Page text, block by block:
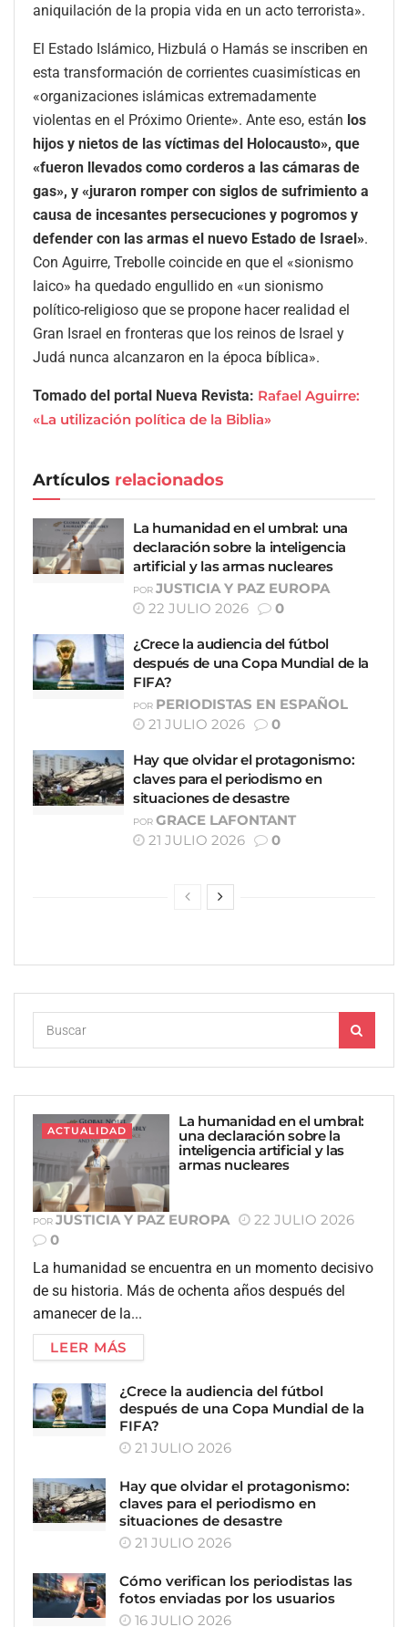
aniquilación de la propia vida en un acto terrorista».
El Estado Islámico, Hizbulá o Hamás se inscriben en
esta transformación de corrientes cuasimísticas en
«organizaciones islámicas extremadamente
violentas en el Próximo Oriente». Ante eso, están los
hijos y nietos de las víctimas del Holocausto», que
«fueron llevados como corderos a las cámaras de
gas», y «juraron romper con siglos de sufrimiento a
causa de incesantes persecuciones y pogromos y
defender con las armas el nuevo Estado de Israel».
Con Aguirre, Trebolle coincide en que el «sionismo
laico» ha quedado engullido en «un sionismo
político-religioso que se propone hacer realidad el
Gran Israel en fronteras que los reinos de Israel y
Judá nunca alcanzaron en la época bíblica».
Tomado del portal Nueva Revista: Rafael Aguirre:
«La utilización política de la Biblia»
Artículos relacionados
La humanidad en el umbral: una
declaración sobre la inteligencia
artificial y las armas nucleares
POR JUSTICIA Y PAZ EUROPA
22 JULIO 2026
0
¿Crece la audiencia del fútbol
después de una Copa Mundial de la
FIFA?
POR PERIODISTAS EN ESPAÑOL
21 JULIO 2026
0
Hay que olvidar el protagonismo:
claves para el periodismo en
situaciones de desastre
POR GRACE LAFONTANT
21 JULIO 2026
0
ACTUALIDAD
La humanidad en el umbral:
una declaración sobre la
inteligencia artificial y las
armas nucleares
POR JUSTICIA Y PAZ EUROPA
22 JULIO 2026
0
La humanidad se encuentra en un momento decisivo
de su historia. Más de ochenta años después del
amanecer de la...
LEER MÁS
¿Crece la audiencia del fútbol
después de una Copa Mundial de la
FIFA?
21 JULIO 2026
Hay que olvidar el protagonismo:
claves para el periodismo en
situaciones de desastre
21 JULIO 2026
Cómo verifican los periodistas las
fotos enviadas por los usuarios
16 JULIO 2026